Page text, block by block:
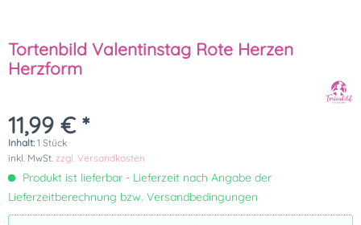
Tortenbild Valentinstag Rote Herzen
Herzform
11,99 € *
Inhalt: 1 Stück
inkl. MwSt. zzgl. Versandkosten
Produkt ist lieferbar - Lieferzeit nach Angabe der
Lieferzeitberechnung bzw. Versandbedingungen